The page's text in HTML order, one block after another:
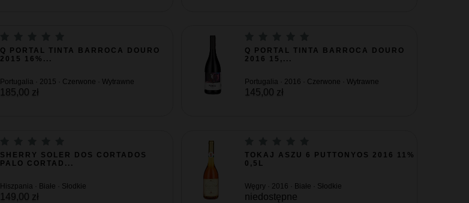
Q PORTAL TINTA BARROCA DOURO
2015 16%...
Portugalia · 2015 · Czerwone · Wytrawne
185,00 zł
Q PORTAL TINTA BARROCA DOURO
2016 15,...
Portugalia · 2016 · Czerwone · Wytrawne
145,00 zł
SHERRY SOLER DOS CORTADOS
PALO CORTAD...
Hiszpania · Białe · Słodkie
149,00 zł
TOKAJ ASZU 6 PUTTONYOS 2016 11%
0,5L
Węgry · 2016 · Białe · Słodkie
niedostępne